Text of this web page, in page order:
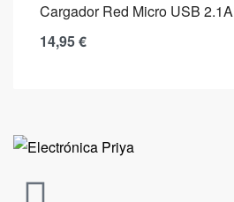
Cargador Red Micro USB 2.1A
14,95€